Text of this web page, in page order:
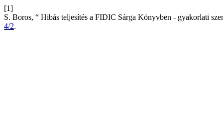
[1]
S. Boros, “ Hibás teljesítés a FIDIC Sárga Könyvben - gyakorlati
4/2.